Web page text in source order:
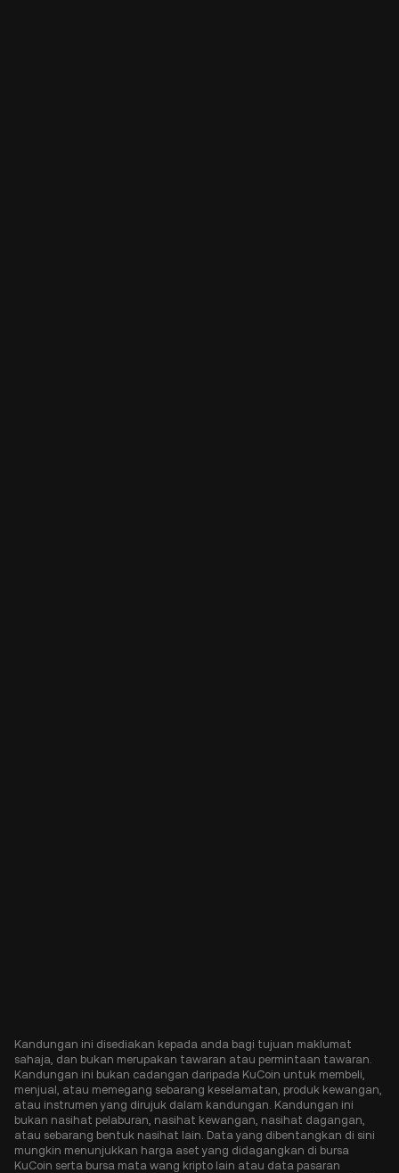
Kandungan ini disediakan kepada anda bagi tujuan maklumat
sahaja, dan bukan merupakan tawaran atau permintaan tawaran.
Kandungan ini bukan cadangan daripada KuCoin untuk membeli,
menjual, atau memegang sebarang keselamatan, produk kewangan,
atau instrumen yang dirujuk dalam kandungan. Kandungan ini
bukan nasihat pelaburan, nasihat kewangan, nasihat dagangan,
atau sebarang bentuk nasihat lain. Data yang dibentangkan di sini
mungkin menunjukkan harga aset yang didagangkan di bursa
KuCoin serta bursa mata wang kripto lain atau data pasaran